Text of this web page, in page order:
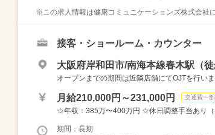
※この求人情報は健康コミュニケーションズ株式会社
接客・ショールーム・カウンター
大阪府岸和田市/南海本線春木駅（徒
オープンまでの期間は近隣店舗にてOJTを行い
月給210,000円～231,000円 交通費一
☆年収：385万〜400万円 ☆休日調整手当あり
期間：長期